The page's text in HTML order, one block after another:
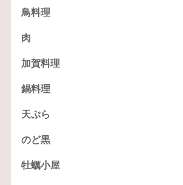
鳥料理
肉
加賀料理
鍋料理
天ぷら
のど黒
牡蠣小屋